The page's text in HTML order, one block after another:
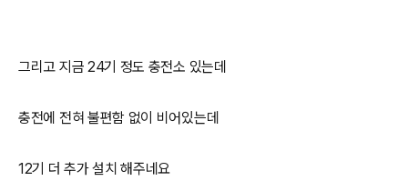
그리고 지금 24기 정도 충전소 있는데
충전에 전혀 불편함 없이 비어있는데
12기 더 추가 설치 해주네요